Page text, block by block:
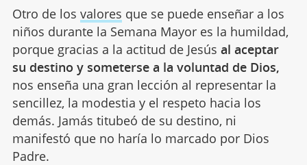
Otro de los valores que se puede enseñar a los
niños durante la Semana Mayor es la humildad,
porque gracias a la actitud de Jesús al aceptar
su destino y someterse a la voluntad de Dios,
nos enseña una gran lección al representar la
sencillez, la modestia y el respeto hacia los
demás. Jamás titubeó de su destino, ni
manifestó que no haría lo marcado por Dios
Padre.